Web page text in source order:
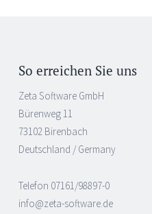
So erreichen Sie uns
Zeta Software GmbH
Bürenweg 11
73102 Birenbach
Deutschland / Germany
Telefon 07161/98897-0
info@zeta-software.de